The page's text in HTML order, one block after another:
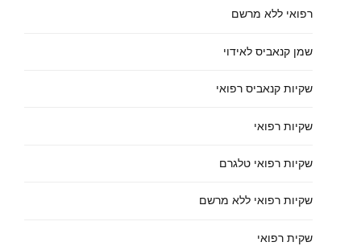
רפואי ללא מרשם
שמן קנאביס לאידוי
שקיות קנאביס רפואי
שקיות רפואי
שקיות רפואי טלגרם
שקיות רפואי ללא מרשם
שקית רפואי